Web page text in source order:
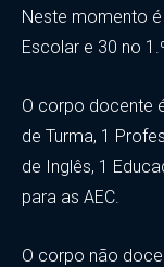
Neste momento
Escolar e 30 no
O corpo docente
de Turma, 1
de Inglês, 1
para as AEC.
O corpo não